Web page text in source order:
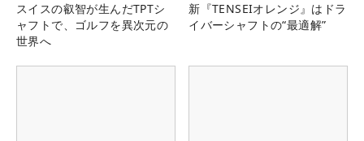
スイスの叡智が生んだTPTシ
ャフトで、ゴルフを異次元の
世界へ
新『TENSEIオレンジ』はドラ
イバーシャフトの“最適解”